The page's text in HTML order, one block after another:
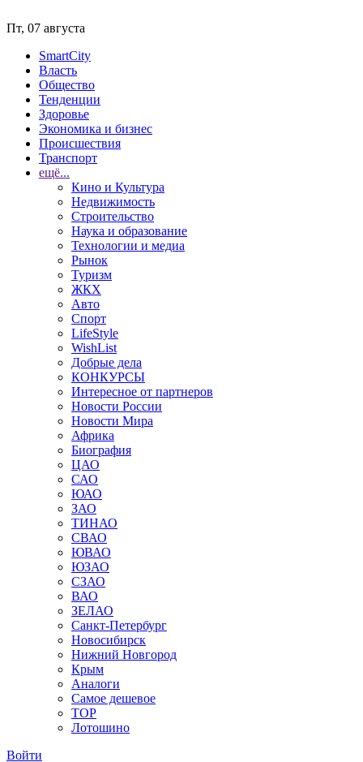
Пт, 07 августа
SmartCity
Власть
Общество
Тенденции
Здоровье
Экономика и бизнес
Происшествия
Транспорт
ещё...
Кино и Культура
Недвижимость
Строительство
Наука и образование
Технологии и медиа
Рынок
Туризм
ЖКХ
Авто
Спорт
LifeStyle
WishList
Добрые дела
КОНКУРСЫ
Интересное от партнеров
Новости России
Новости Мира
Африка
Биография
ЦАО
САО
ЮАО
ЗАО
ТИНАО
СВАО
ЮВАО
ЮЗАО
СЗАО
ВАО
ЗЕЛАО
Санкт-Петербург
Новосибирск
Нижний Новгород
Крым
Аналоги
Самое дешевое
TOP
Лотошино
Войти